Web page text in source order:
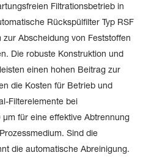
Filtrationsbetrieb in
Rückspülfilter Typ RSF
Abscheidung von Feststoffen
Die robuste Konstruktion und
einen hohen Beitrag zur
die Kosten für Betrieb und
Filterelemente bei
für eine effektive Abtrennung
Sind die
die automatische Abreinigung.